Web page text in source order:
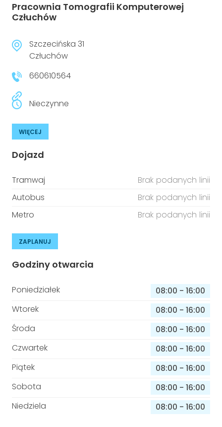
Pracownia Tomografii Komputerowej
Człuchów
Szczecińska 31
Człuchów
660610564
Nieczynne
WIĘCEJ
Dojazd
Tramwaj
Brak podanych linii
Autobus
Brak podanych linii
Metro
Brak podanych linii
ZAPLANUJ
Godziny otwarcia
Poniedziałek 08:00 - 16:00
Wtorek
08:00 - 16:00
Środa
08:00 - 16:00
Czwartek
08:00 - 16:00
Piątek
08:00 - 16:00
Sobota
08:00 - 16:00
Niedziela
08:00 - 16:00